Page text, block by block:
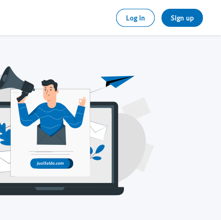
Log in Sign up